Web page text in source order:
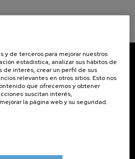
y de terceros para mejorar nuestros
estadística, analizar sus hábitos de
de interés, crear un perfil de sus
relevantes en otros sitios. Esto nos
que ofrecemos y obtener
suscitan interés,
la página web y su seguridad.